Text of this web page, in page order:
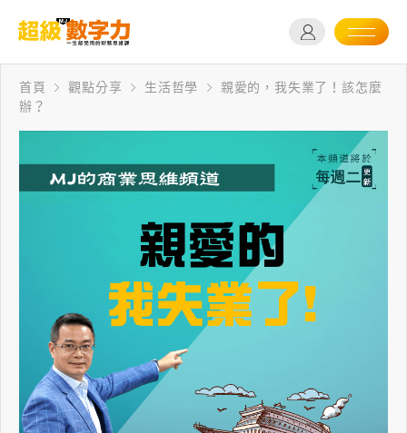
首頁 觀點分享 生活哲學
親愛的，我失業了！該怎麼
辦？